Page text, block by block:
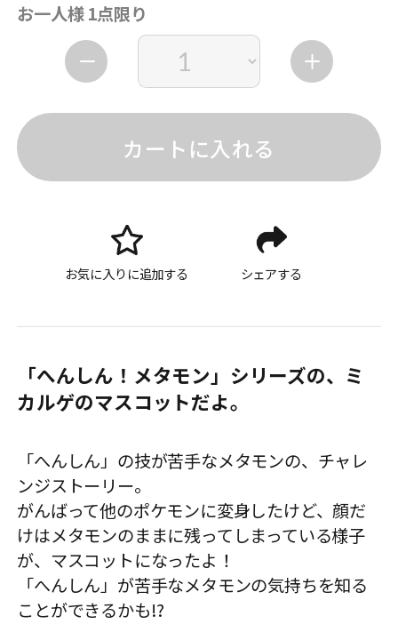
お一人様 1点限り
カートに入れる
お気に入りに追加する シェアする
「へんしん！メタモン」シリーズの、ミ
カルゲのマスコットだよ。
「へんしん」の技が苦手なメタモンの、チャレ
ンジストーリー。
がんばって他のポケモンに変身したけど、顔だ
けはメタモンのままに残ってしまっている様子
が、マスコットになったよ！
「へんしん」が苦手なメタモンの気持ちを知る
ことができるかも!?